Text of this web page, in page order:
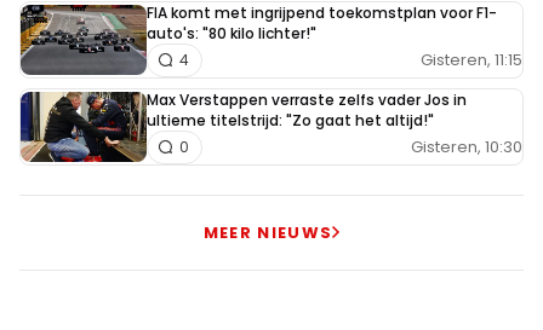
FIA komt met ingrijpend toekomstplan voor F1-
auto's: "80 kilo lichter!"
Gisteren, 11:15
4
Max Verstappen verraste zelfs vader Jos in
ultieme titelstrijd: "Zo gaat het altijd!"
Gisteren, 10:30
0
MEER NIEUWS